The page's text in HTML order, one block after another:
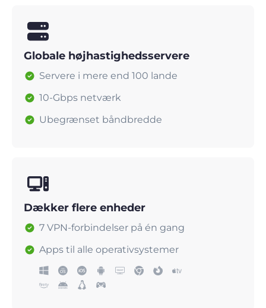
Globale højhastighedsservere
Servere i mere end 100 lande
10-Gbps netværk
Ubegrænset båndbredde
Dækker flere enheder
7 VPN-forbindelser på én gang
Apps til alle operativsystemer